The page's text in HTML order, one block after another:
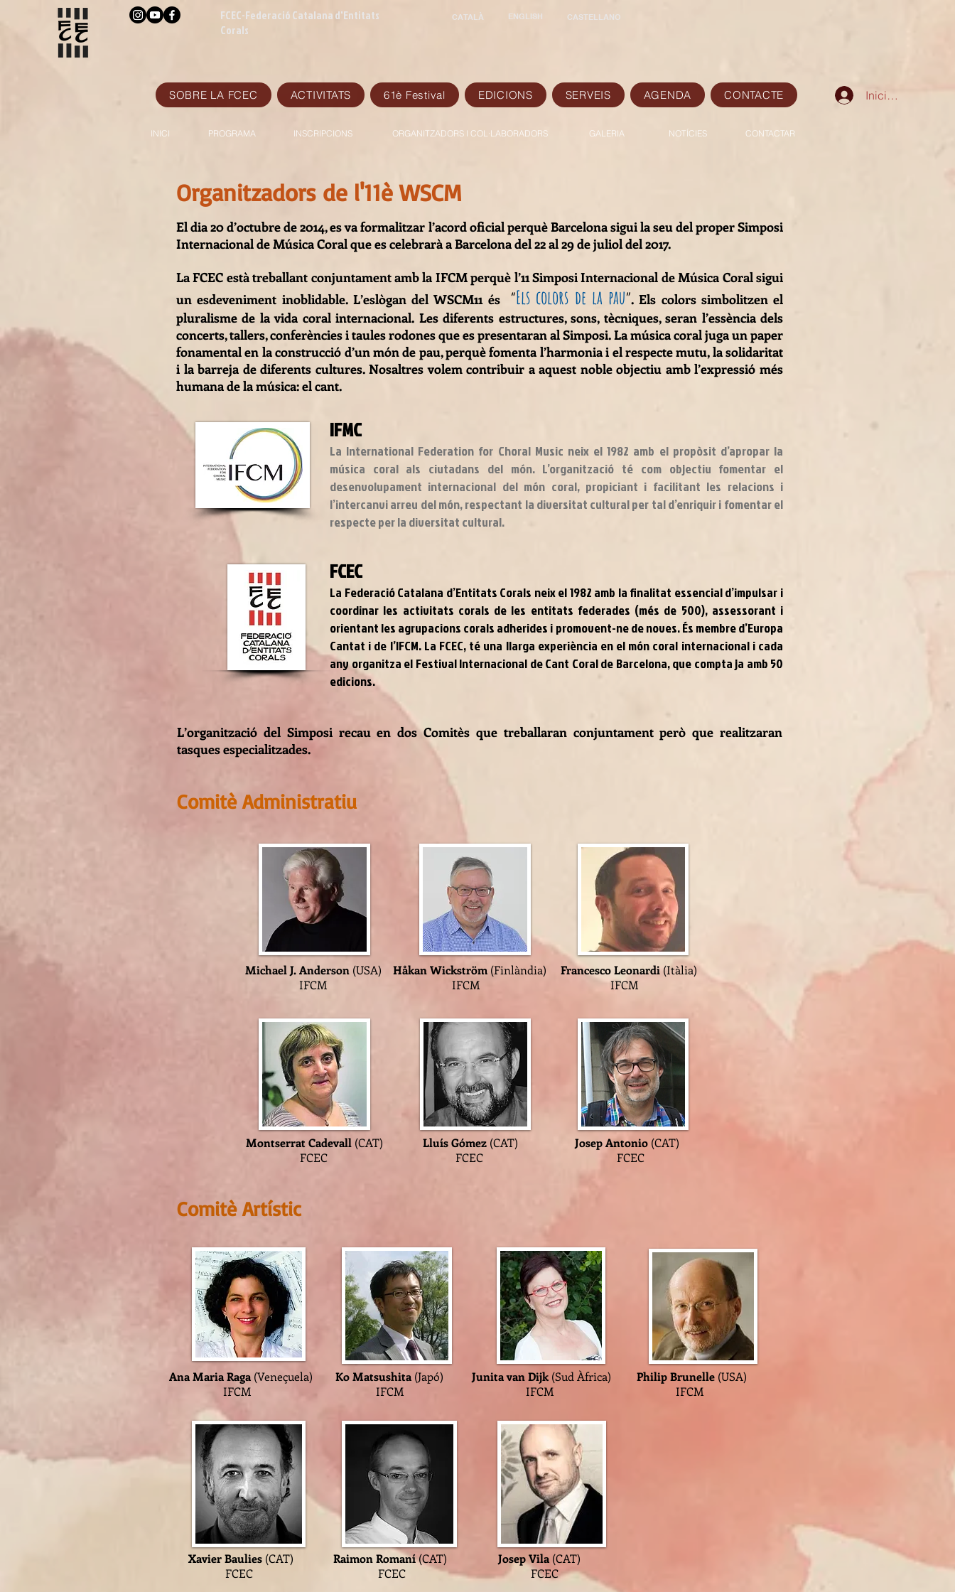
FCEC-Federació Catalana d'Entitats
Corals
CATALÀ ENGLISH CASTELLANO
SOBRE LA FCEC ACTIVITATS 61è Festival EDICIONS SERVEIS AGENDA CONTACTE Iniciar sesión
INICI PROGRAMA INSCRIPCIONS ORGANITZADORS I COL·LABORADORS GALERIA NOTÍCIES CONTACTAR
Organitzadors de l'11è WSCM
El dia 20 d’octubre de 2014, es va formalitzar l’acord oficial perquè Barcelona sigui la seu del proper Simposi
Internacional de Música Coral que es celebrarà a Barcelona del 22 al 29 de juliol del 2017.
La FCEC està treballant conjuntament amb la IFCM perquè l’11 Simposi Internacional de Música Coral sigui
un esdeveniment inoblidable. L’eslògan del WSCM11 és “Els colors de la pau”. Els colors simbolitzen el
pluralisme de la vida coral internacional. Les diferents estructures, sons, tècniques, seran l’essència dels
concerts, tallers, conferències i taules rodones que es presentaran al Simposi. La música coral juga un paper
fonamental en la construcció d’un món de pau, perquè fomenta l’harmonia i el respecte mutu, la solidaritat
i la barreja de diferents cultures. Nosaltres volem contribuir a aquest noble objectiu amb l’expressió més
humana de la música: el cant.
IFMC
La International Federation for Choral Music neix el 1982 amb el propòsit d’apropar la
música coral als ciutadans del món. L’organització té com objectiu fomentar el
desenvolupament internacional del món coral, propiciant i facilitant les relacions i
l’intercanvi arreu del món, respectant la diversitat cultural per tal d’enriquir i fomentar el
respecte per la diversitat cultural.
FCEC
La Federació Catalana d’Entitats Corals neix el 1982 amb la finalitat essencial d’impulsar i
coordinar les activitats corals de les entitats federades (més de 500), assessorant i
orientant les agrupacions corals adherides i promovent-ne de noves. És membre d’Europa
Cantat i de l’IFCM. La FCEC, té una llarga experiència en el món coral internacional i cada
any organitza el Festival Internacional de Cant Coral de Barcelona, que compta ja amb 50
edicions.
L’organització del Simposi recau en dos Comitès que treballaran conjuntament però que realitzaran
tasques especialitzades.
Comitè Administratiu
Michael J. Anderson (USA) Håkan Wickström (Finlàndia) Francesco Leonardi(Itàlia)
IFCM
IFCM IFCM
Montserrat Cadevall (CAT) Lluís Gómez (CAT) Josep Antonio (CAT)
FCEC FCEC FCEC
Comitè Artístic
Ana Maria Raga (Veneçuela) Ko Matsushita (Japó) Junita van Dijk(Sud Àfrica) Philip Brunelle (USA)
IFCM IFCM IFCM IFCM
Xavier Baulies (CAT) Raimon Romaní(CAT) Josep Vila (CAT)
FCEC
FCEC FCEC